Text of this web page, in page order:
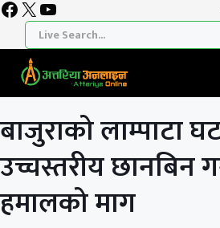
Skip
content
Facebook
X YouTube
बाजुराको लाम्पाटा
उच्चस्तरीय छानबिन
हमालको माग